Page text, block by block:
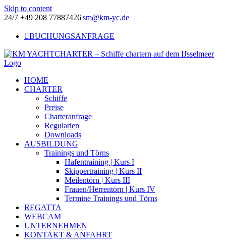
Skip to content
24/7 +49 208 77887426|sm@km-yc.de
BUCHUNGSANFRAGE
HOME
CHARTER
Schiffe
Preise
Charteranfrage
Regularien
Downloads
AUSBILDUNG
Trainings und Törns
Hafentraining | Kurs I
Skippertraining | Kurs II
Meilentörn | Kurs III
Frauen/Herrentörn | Kurs IV
Termine Trainings und Törns
REGATTA
WEBCAM
UNTERNEHMEN
KONTAKT & ANFAHRT